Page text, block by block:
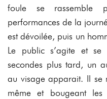
foule se rassemble
performances de la
est dévoilée, puis un
Le public s’agite et
secondes plus tard, un
au visage apparait. Il se
même et bougeant